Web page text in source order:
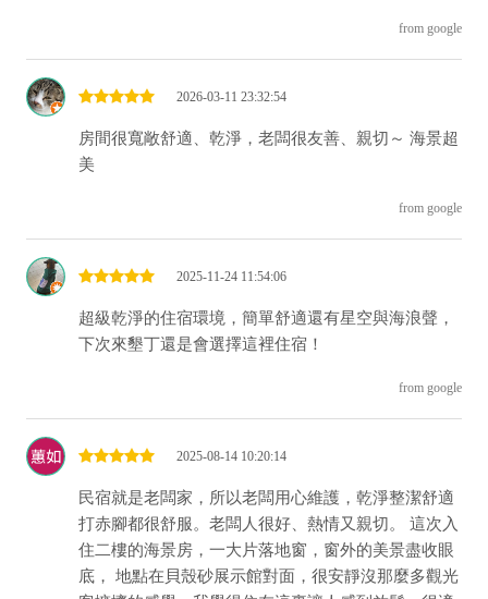
from google
2026-03-11 23:32:54
房間很寬敞舒適、乾淨，老闆很友善、親切～ 海景超
美
from google
2025-11-24 11:54:06
超級乾淨的住宿環境，簡單舒適還有星空與海浪聲，
下次來墾丁還是會選擇這裡住宿！
from google
2025-08-14 10:20:14
民宿就是老闆家，所以老闆用心維護，乾淨整潔舒適
打赤腳都很舒服。老闆人很好、熱情又親切。 這次入
住二樓的海景房，一大片落地窗，窗外的美景盡收眼
底， 地點在貝殼砂展示館對面，很安靜沒那麼多觀光